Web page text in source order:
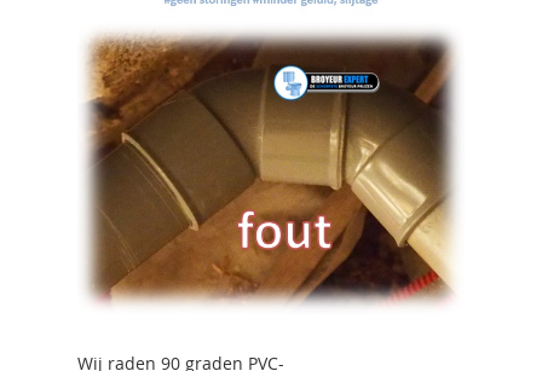
Wij raden 90 graden PVC-